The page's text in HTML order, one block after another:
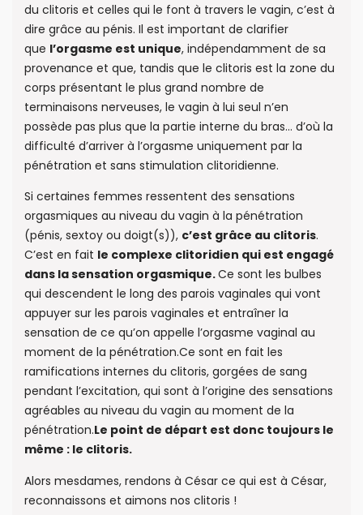
du clitoris et celles qui le font à travers le vagin, c’est à
dire grâce au pénis. Il est important de clarifier
que l’orgasme est unique, indépendamment de sa
provenance et que, tandis que le clitoris est la zone du
corps présentant le plus grand nombre de
terminaisons nerveuses, le vagin à lui seul n’en
possède pas plus que la partie interne du bras… d’où la
difficulté d’arriver à l’orgasme uniquement par la
pénétration et sans stimulation clitoridienne.
Si certaines femmes ressentent des sensations
orgasmiques au niveau du vagin à la pénétration
(pénis, sextoy ou doigt(s)), c’est grâce au clitoris.
C’est en fait le complexe clitoridien qui est engagé
dans la sensation orgasmique.Ce sont les bulbes
qui descendent le long des parois vaginales qui vont
appuyer sur les parois vaginales et entraîner la
sensation de ce qu’on appelle l’orgasme vaginal au
moment de la pénétration.Ce sont en fait les
ramifications internes du clitoris, gorgées de sang
pendant l’excitation, qui sont à l’origine des sensations
agréables au niveau du vagin au moment de la
pénétration.Le point de départ est donc toujours le
même : le clitoris.
Alors mesdames, rendons à César ce qui est à César,
reconnaissons et aimons nos clitoris !